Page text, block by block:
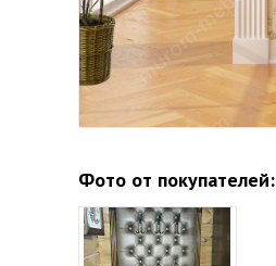
Фото от покупателей: